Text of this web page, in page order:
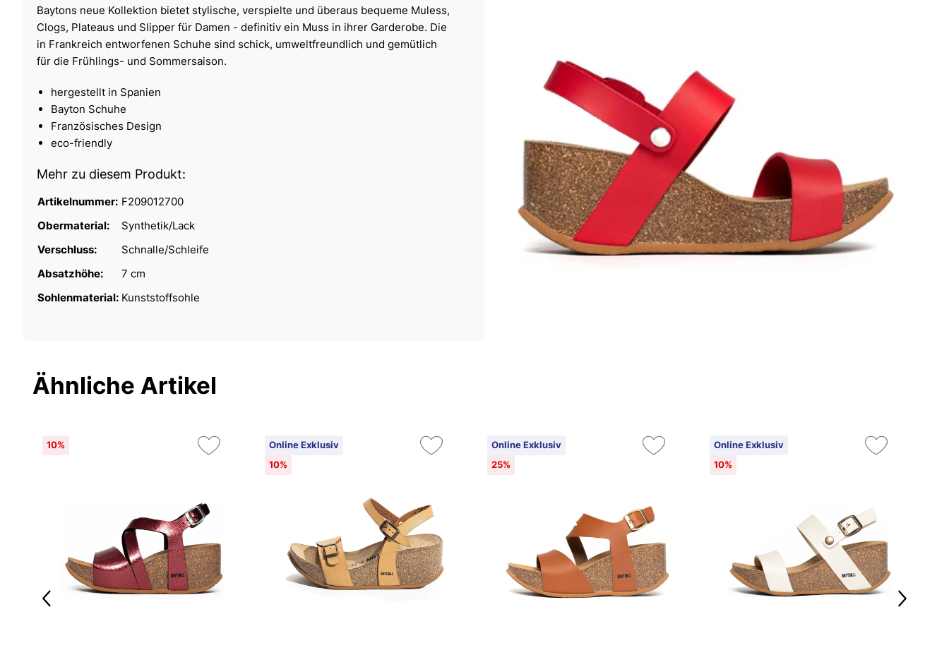
Baytons neue Kollektion bietet stylische, verspielte und überaus bequeme Muless,
Clogs, Plateaus und Slipper für Damen - definitiv ein Muss in ihrer Garderobe. Die
in Frankreich entworfenen Schuhe sind schick, umweltfreundlich und gemütlich
für die Frühlings- und Sommersaison.
hergestellt in Spanien
Bayton Schuhe
Französisches Design
eco-friendly
Mehr zu diesem Produkt:
Artikelnummer: F209012700
Obermaterial:
Synthetik/Lack
Verschluss:
Schnalle/Schleife
Absatzhöhe:
7 cm
Sohlenmaterial: Kunststoffsohle
Ähnliche Artikel
10%
Online Exklusiv
10%
Online Exklusiv
25%
Online Exklusiv
10%